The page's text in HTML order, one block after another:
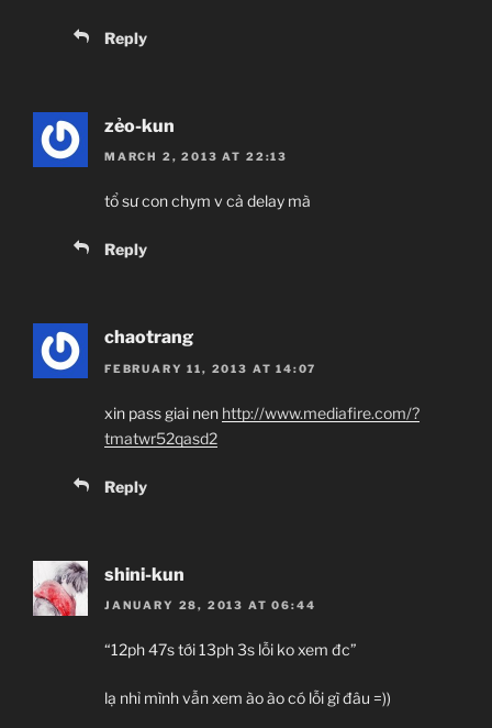
Reply
zẻo-kun
MARCH 2, 2013 AT 22:13
tổ sư con chym v cả delay mà
Reply
chaotrang
FEBRUARY 11, 2013 AT 14:07
xin pass giai nen http://www.mediafire.com/?
tmatwr52qasd2
Reply
shini-kun
JANUARY 28, 2013 AT 06:44
“12ph 47s tới 13ph 3s lỗi ko xem đc”
lạ nhỉ mình vẫn xem ào ào có lỗi gì đâu =))